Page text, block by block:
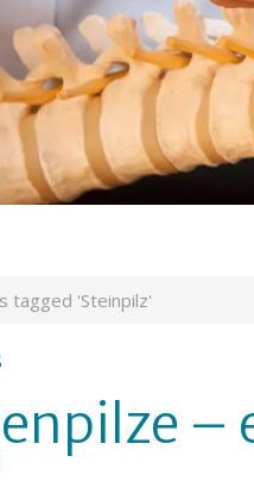
tagged 'Steinpilz'
–